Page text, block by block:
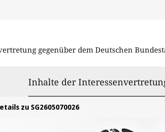
gegenüber dem Deutschen
Inhalte der
zu SG2605070026